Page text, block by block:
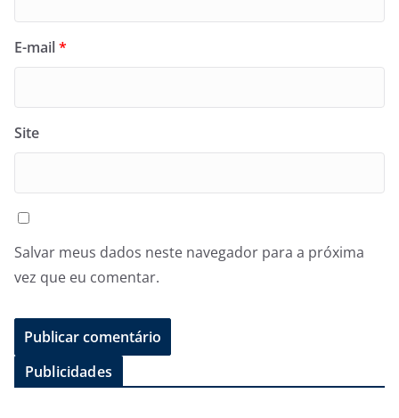
E-mail*
Site
Salvar meus dados neste navegador para a próxima
vez que eu comentar.
Publicidades